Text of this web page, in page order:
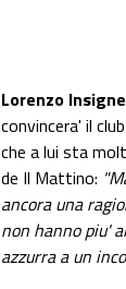
Lorenzo Insigne
convincera' il
che a lui sta
de Il Mattino:
ancora una
non hanno piu'
azzurra a un